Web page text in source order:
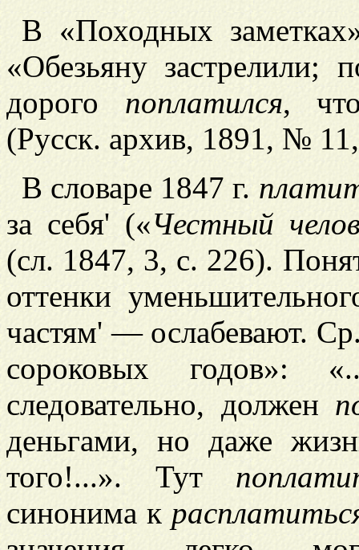
В «Походных
«Обезьяну
дорого поплатился,
(Русск. архив, 1891, №
В словаре 1847 г.
за себя' («Честный
(сл. 1847, 3, с. 226).
оттенки
частям' — ослабевают.
сороковых годов»:
следовательно, должен
деньгами, но даже
того!...». Тут
синонима к